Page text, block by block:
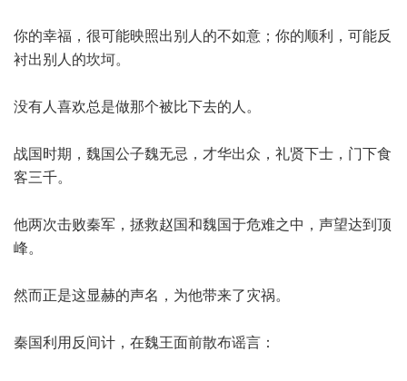
你的幸福，很可能映照出别人的不如意；你的顺利，可能反
衬出别人的坎坷。
没有人喜欢总是做那个被比下去的人。
战国时期，魏国公子魏无忌，才华出众，礼贤下士，门下食
客三千。
他两次击败秦军，拯救赵国和魏国于危难之中，声望达到顶
峰。
然而正是这显赫的声名，为他带来了灾祸。
秦国利用反间计，在魏王面前散布谣言：